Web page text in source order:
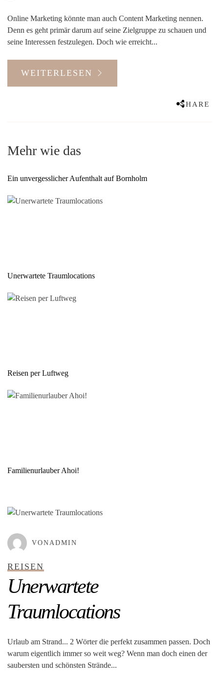
Online Marketing könnte man auch Content Marketing nennen.
Denn es geht primär darum auf seine Zielgruppe zu schauen und
seine Interessen festzulegen. Doch wie erreicht...
WEITERLESEN
SHARE
Mehr wie das
Ein unvergesslicher Aufenthalt auf Bornholm
Unerwartete Traumlocations
Reisen per Luftweg
Familienurlauber Ahoi!
VONADMIN
REISEN
Unerwartete
Traumlocations
Urlaub am Strand... 2 Wörter die perfekt zusammen passen. Doch
warum eigentlich immer so weit weg? Wenn man doch einen der
saubersten und schönsten Strände...